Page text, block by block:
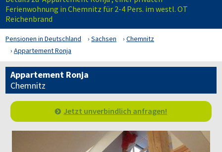
Ferienwohnung in Chemnitz für 2-4 Pers. im westl. OT
Reichenbrand
Pensionen in Deutschland Sachsen
Chemnitz
Appartement Ronja
Appartement Ronja
Chemnitz
Jetzt unverbindlich anfragen!